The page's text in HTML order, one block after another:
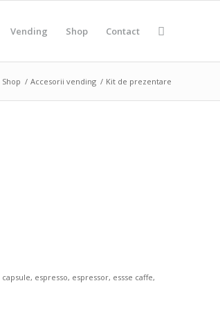
Vending Shop Contact
Shop / Accesorii vending / Kit de prezentare
capsule, espresso, espressor, essse caffe,